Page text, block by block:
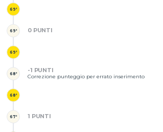
69'
69' 0 PUNTI
69'
68' -1 PUNTI
Correzione punteggio per errato inserimento
68'
67' 1 PUNTI